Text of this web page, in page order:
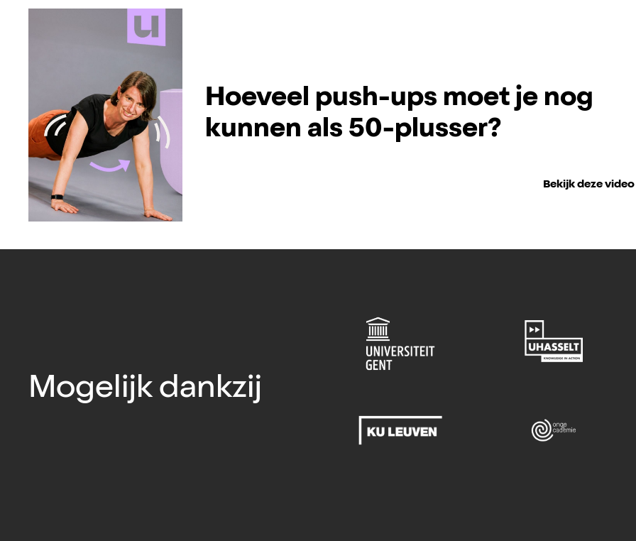
Hoeveel push-ups moet je nog
kunnen als 50-plusser?
Bekijk deze video
Mogelijk dankzij